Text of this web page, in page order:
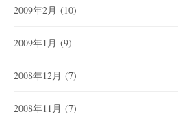
2009年2月 (10)
2009年1月 (9)
2008年12月 (7)
2008年11月 (7)